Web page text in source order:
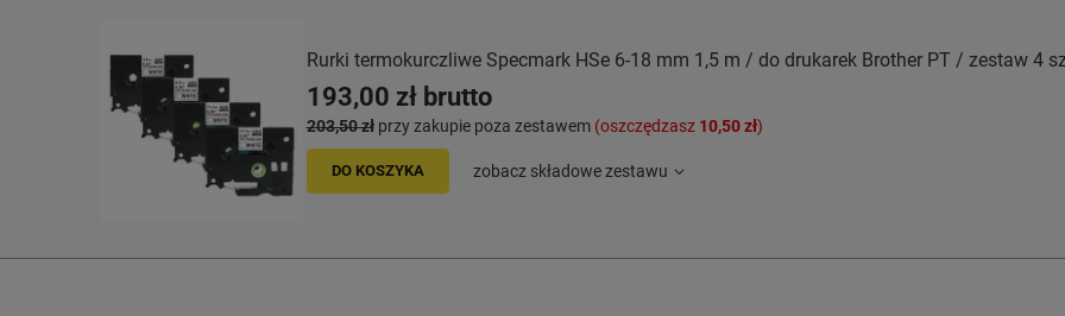
Rurki termokurczliwe Specmark HSe 6-18 mm 1,5 m / do drukarek Brother PT / zestaw 4
193,00 złbrutto
203,50 złprzy zakupie poza zestawem (oszczędzasz 10,50 zł)
DO KOSZYKA zobacz składowe zestawu